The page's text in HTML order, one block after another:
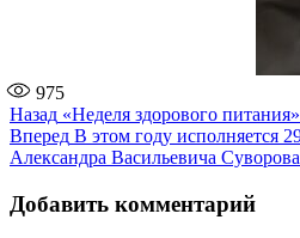
975
Навигация
по
Назад Предыдущая
запись:
«Неделя здорового
Вперед Следующая
запись:
В этом году исполняется
Александра Васильевича
Добавить комментарий